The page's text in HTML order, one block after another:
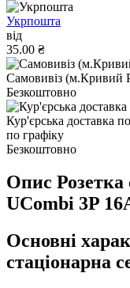
Укрпошта
від
35.00 ₴
Самовивіз (м.Кривий
Безкоштовно
Кур'єрська доставка
по графіку
Безкоштовно
Опис Розетка
UСombi 3P
Основні
стаціонарна